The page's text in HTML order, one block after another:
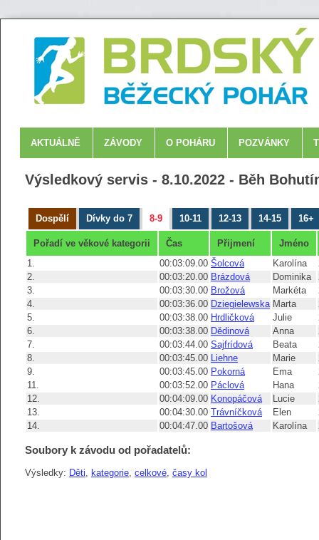
AKTUÁLNĚ ZÁVODY O POHÁRU POZVÁNKY
Výsledkový servis - 8.10.2022 - Běh
Dospělí Dívky do 7 8-9 10-11 12-13 14-15 16+
Pořadí ve věkové kategorii Čas Přijmení
Jméno
1.
00:03:09.00 Šolcová Karolína
2.
00:03:20.00 Brázdová Dominika
3.
00:03:30.00 Brožová Markéta
4.
00:03:36.00 Dziegielewska Marta
5.
00:03:38.00 Hrdličková Julie
6.
00:03:38.00 Dědinová Anna
7.
00:03:44.00 Sajfrídová Beata
8.
00:03:45.00 Liehne Marie
9.
00:03:45.00 Pokorná Ema
11.
00:03:52.00 Páclová Hana
12.
00:04:09.00 Konopáčová Lucie
13.
00:04:30.00 Trávníčková Elen
14.
00:04:47.00 Bartošová Karolína
Soubory k závodu od pořadatelů:
Výsledky: Děti kategorie celkové časy kol